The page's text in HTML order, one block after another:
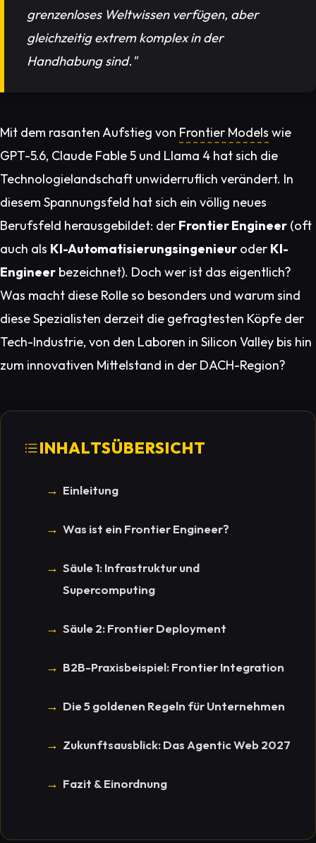
grenzenloses Weltwissen verfügen, aber
gleichzeitig extrem komplex in der
Handhabung sind."
Mit dem rasanten Aufstieg von Frontier Models wie
GPT-5.6, Claude Fable 5 und Llama 4 hat sich die
Technologielandschaft unwiderruflich verändert. In
diesem Spannungsfeld hat sich ein völlig neues
Berufsfeld herausgebildet: der Frontier Engineer (oft
auch als KI-Automatisierungsingenieur oder KI-
Engineer bezeichnet). Doch wer ist das eigentlich?
Was macht diese Rolle so besonders und warum sind
diese Spezialisten derzeit die gefragtesten Köpfe der
Tech-Industrie, von den Laboren in Silicon Valley bis hin
zum innovativen Mittelstand in der DACH-Region?
INHALTSÜBERSICHT
Einleitung
Was ist ein Frontier Engineer?
Säule 1: Infrastruktur und
Supercomputing
Säule 2: Frontier Deployment
B2B-Praxisbeispiel: Frontier Integration
Die 5 goldenen Regeln für Unternehmen
Zukunftsausblick: Das Agentic Web 2027
Fazit & Einordnung